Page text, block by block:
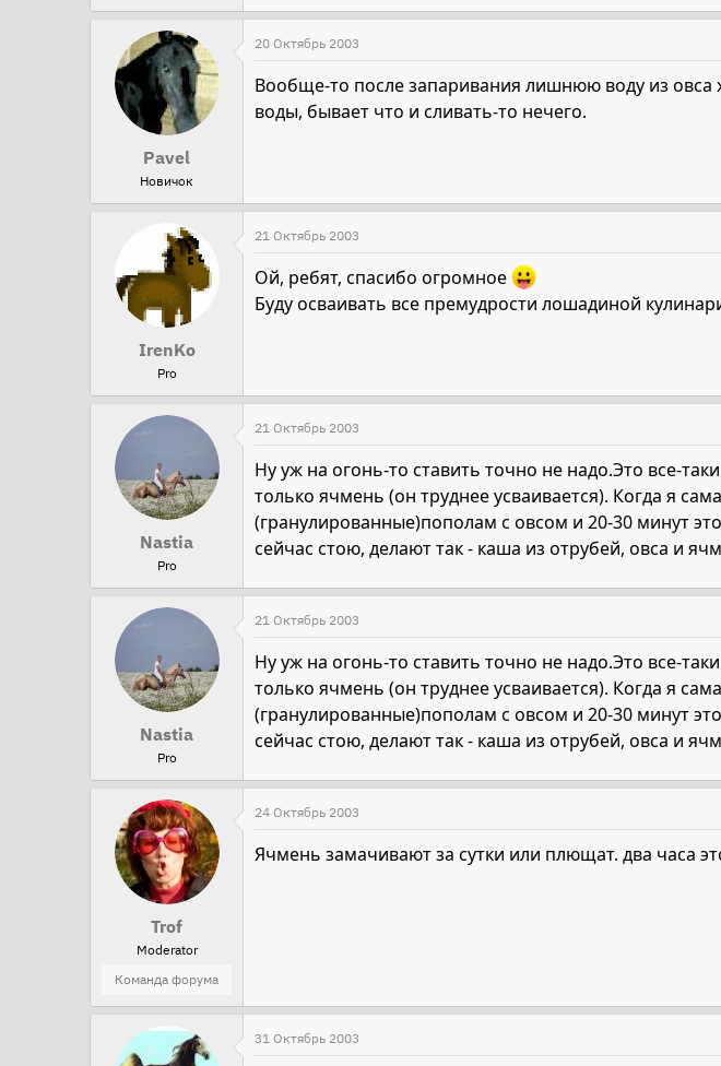
Pavel
Новичок
20 Октябрь 2003
Вообще-то после запаривания лишнюю воду из овса
воды, бывает что и сливать-то нечего.
IrenKo
Pro
21 Октябрь 2003
Ой, ребят, спасибо огромное
Буду осваивать все премудрости лошадиной
Nastia
Pro
21 Октябрь 2003
Ну уж на огонь-то ставить точно не надо.Это все-
только ячмень (он труднее усваивается). Когда я
(гранулированные)пополам с овсом и 20-30 минут
сейчас стою, делают так - каша из отрубей, овса и
Nastia
Pro
21 Октябрь 2003
Ну уж на огонь-то ставить точно не надо.Это все-
только ячмень (он труднее усваивается). Когда я
(гранулированные)пополам с овсом и 20-30 минут
сейчас стою, делают так - каша из отрубей, овса и
Trof
Moderator
Команда форума
24 Октябрь 2003
Ячмень замачивают за сутки или плющат. два часа
31 Октябрь 2003